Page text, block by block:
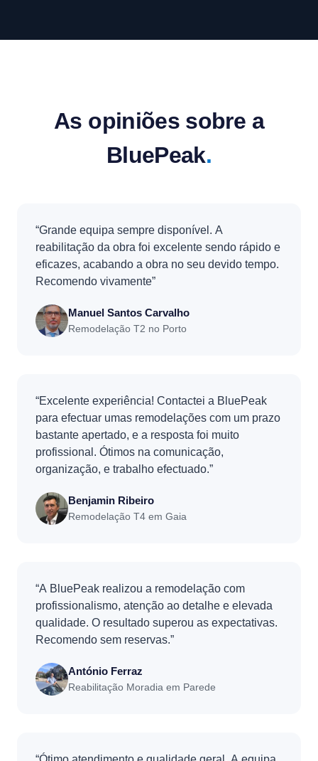
As opiniões sobre a
BluePeak.
“Grande equipa sempre disponível. A
reabilitação da obra foi excelente sendo rápido e
eficazes, acabando a obra no seu devido tempo.
Recomendo vivamente”
Manuel Santos Carvalho
Remodelação T2 no Porto
“Excelente experiência! Contactei a BluePeak
para efectuar umas remodelações com um prazo
bastante apertado, e a resposta foi muito
profissional. Ótimos na comunicação,
organização, e trabalho efectuado.”
Benjamin Ribeiro
Remodelação T4 em Gaia
“A BluePeak realizou a remodelação com
profissionalismo, atenção ao detalhe e elevada
qualidade. O resultado superou as expectativas.
Recomendo sem reservas.”
António Ferraz
Reabilitação Moradia em Parede